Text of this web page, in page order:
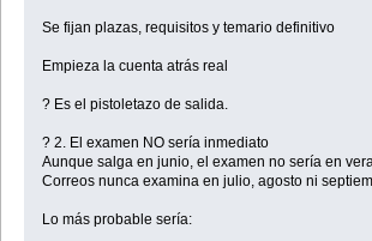
Se fijan plazas, requisitos y temario definitivo
Empieza la cuenta atrás real
? Es el pistoletazo de salida.
? 2. El examen NO sería inmediato
Aunque salga en junio, el examen no sería en
Correos nunca examina en julio, agosto ni
Lo más probable sería: